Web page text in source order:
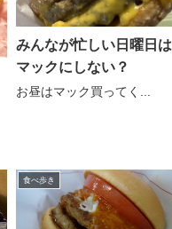
みんなが忙しい日曜日は
マックにしない？
お昼はマック買ってく...
食べ歩き